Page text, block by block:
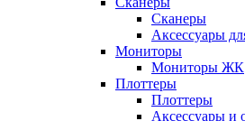
Сканеры
Аксессуары
Мониторы
Мониторы ЖК
Плоттеры
Плоттеры
Аксессуары и